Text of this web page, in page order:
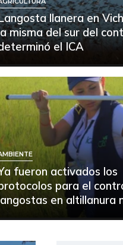
llanera en
misma del sur del
el ICA
fueron activados los
para el
en altillanura